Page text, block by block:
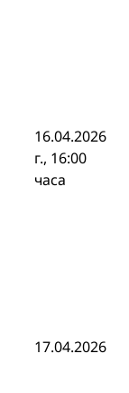
16.04.2026
г., 16:00
часа
17.04.2026